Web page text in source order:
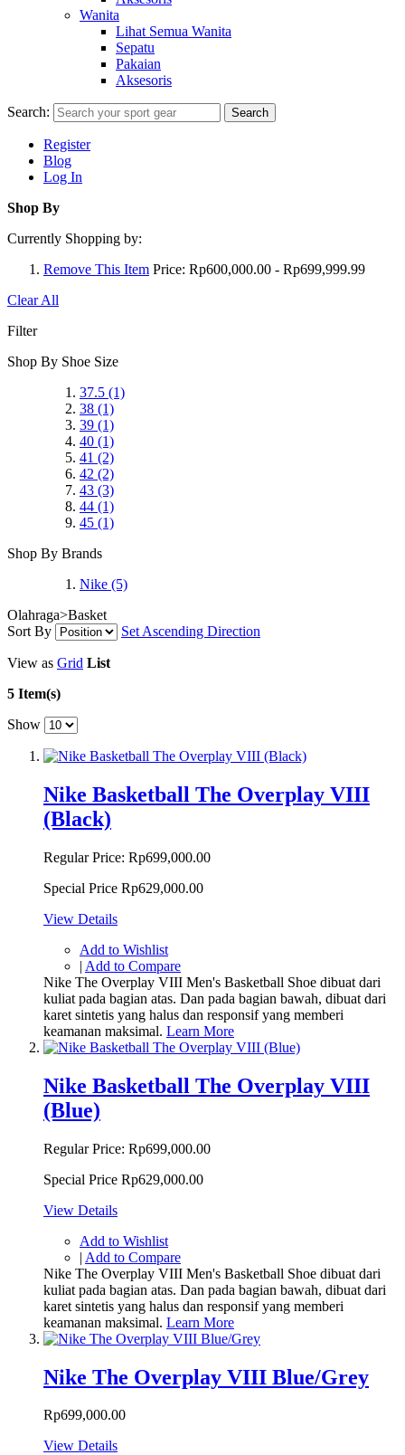
Wanita
Lihat Semua Wanita
Sepatu
Pakaian
Aksesoris
Search: Search
Register
Blog
Log In
Shop By
Currently Shopping by:
Remove This Item Price: Rp600,000.00 - Rp699,999.99
Clear All
Filter
Shop By Shoe Size
37.5 (1)
38 (1)
39 (1)
40 (1)
41 (2)
42 (2)
43 (3)
44 (1)
45 (1)
Shop By Brands
Nike (5)
Olahraga>Basket
Sort By
Set Ascending Direction
View as Grid List
5 Item(s)
Show
Nike Basketball The Overplay VIII
(Black)
Regular Price: Rp699,000.00
Special Price Rp629,000.00
View Details
Add to Wishlist
| Add to Compare
Nike The Overplay VIII Men's Basketball Shoe dibuat dari
kuliat pada bagian atas. Dan pada bagian bawah, dibuat dari
karet sintetis yang halus dan responsif yang memberi
keamanan maksimal. Learn More
Nike Basketball The Overplay VIII
(Blue)
Regular Price: Rp699,000.00
Special Price Rp629,000.00
View Details
Add to Wishlist
| Add to Compare
Nike The Overplay VIII Men's Basketball Shoe dibuat dari
kuliat pada bagian atas. Dan pada bagian bawah, dibuat dari
karet sintetis yang halus dan responsif yang memberi
keamanan maksimal. Learn More
Nike The Overplay VIII Blue/Grey
Rp699,000.00
View Details